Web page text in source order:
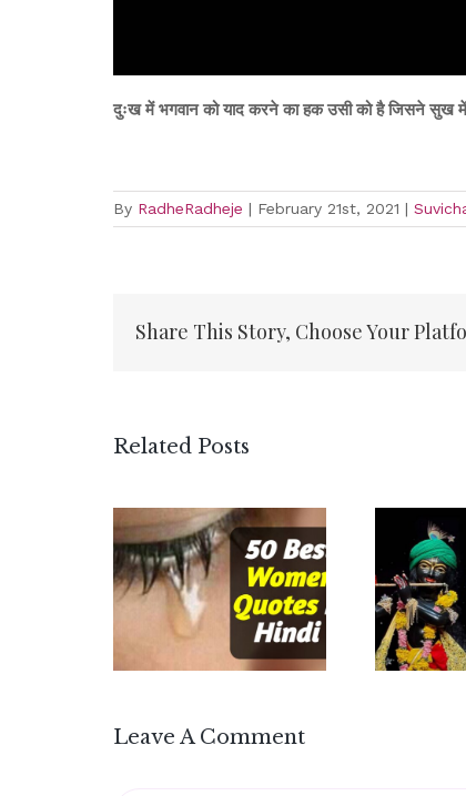
दुःख में भगवान को याद करने का हक उसी को है जिसने सुख में
By RadheRadheje | February 21st, 2021 |
Share This Story, Choose Your
Related Posts
Leave A Comment